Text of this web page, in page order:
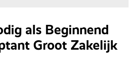
als Beginnend
Groot Zakelijk